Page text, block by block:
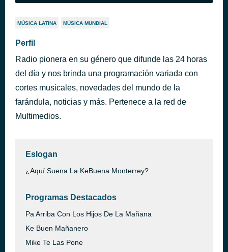
MÚSICA LATINA MÚSICA MUNDIAL
Perfil
Radio pionera en su género que difunde las 24 horas
del día y nos brinda una programación variada con
cortes musicales, novedades del mundo de la
farándula, noticias y más. Pertenece a la red de
Multimedios.
Eslogan
¿Aquí Suena La KeBuena Monterrey?
Programas Destacados
Pa Arriba Con Los Hijos De La Mañana
Ke Buen Mañanero
Mike Te Las Pone